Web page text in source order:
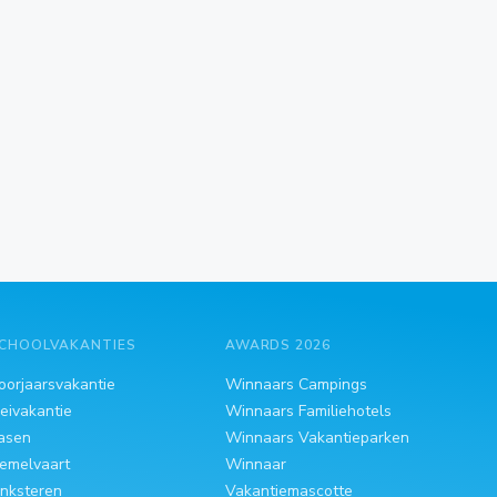
AWARDS 2026
Winnaars Campings
Winnaars Familiehotels
Winnaars Vakantieparken
Winnaar
Vakantiemascotte